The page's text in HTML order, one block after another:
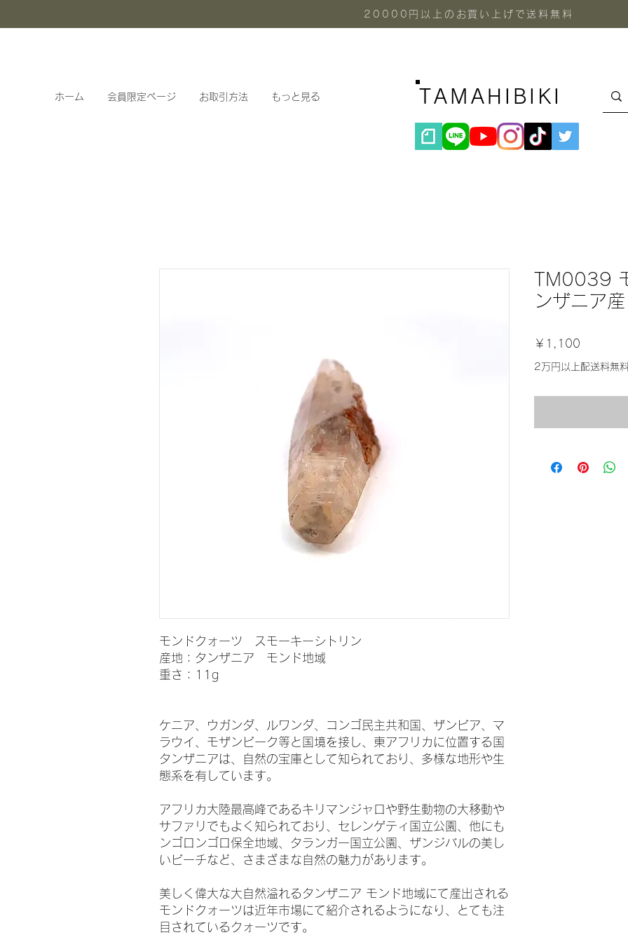
20000円以上のお買い上げで送料無料
ホーム 会員限定ページ お取引方法 もっと見る TAMAHIBIKI
モンドクォーツ スモーキーシトリン
産地：タンザニア モンド地域
重さ：11g
ケニア、ウガンダ、ルワンダ、コンゴ民主共和国、ザンビア、マ
ラウイ、モザンビーク等と国境を接し、東アフリカに位置する国
タンザニアは、自然の宝庫として知られており、多様な地形や生
態系を有しています。
アフリカ大陸最高峰であるキリマンジャロや野生動物の大移動や
サファリでもよく知られており、セレンゲティ国立公園、他にも
ンゴロンゴロ保全地域、タランガー国立公園、ザンジバルの美し
いビーチなど、さまざまな自然の魅力があります。
美しく偉大な大自然溢れるタンザニア モンド地域にて産出される
モンドクォーツは近年市場にて紹介されるようになり、とても注
目されているクォーツです。
TM0039
ンザニア産
￥1,100
格
2万円以上配送料無